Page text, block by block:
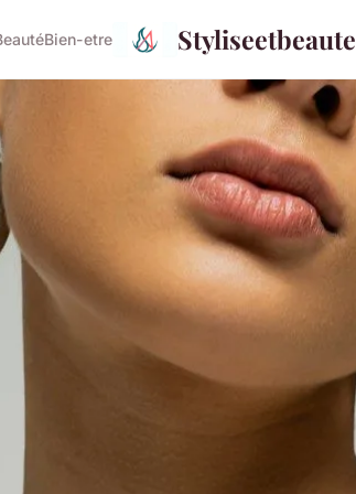
Bien-etre Styliseetbeaute